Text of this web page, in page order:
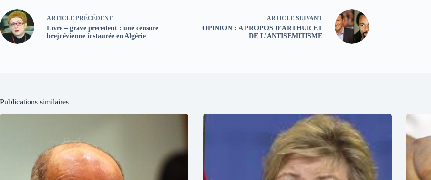
ARTICLE PRÉCÉDENT
Livre – grave précédent : une censure
brejnévienne instaurée en Algérie
ARTICLE SUIVANT
OPINION : A PROPOS D'ARTHUR ET
DE L'ANTISEMITISME
Publications similaires